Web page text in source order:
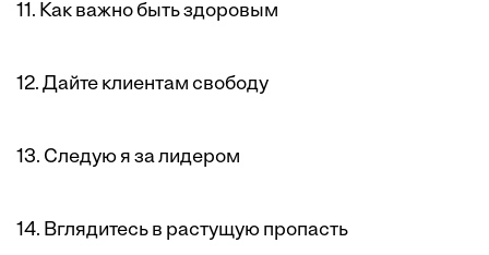
11. Как важно быть здоровым
12. Дайте клиентам свободу
13. Следую я за лидером
14. Вглядитесь в растущую пропасть